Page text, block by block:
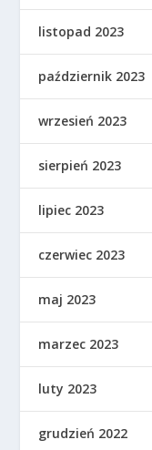
listopad 2023
październik 2023
wrzesień 2023
sierpień 2023
lipiec 2023
czerwiec 2023
maj 2023
marzec 2023
luty 2023
grudzień 2022